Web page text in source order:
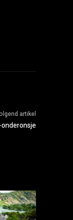
artikel
onderonsje